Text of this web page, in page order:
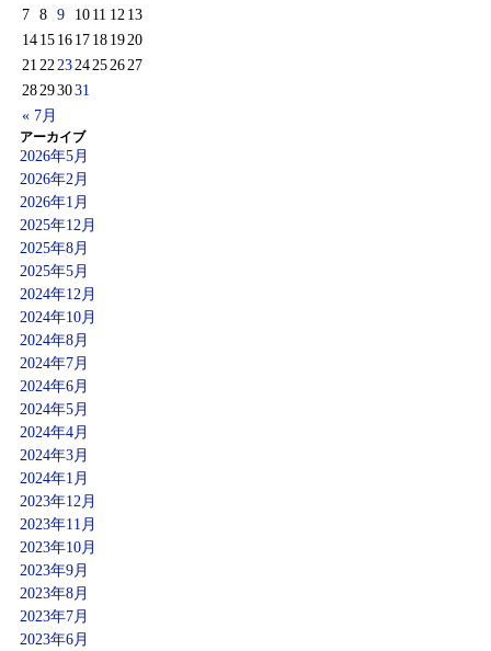
« 7月
7
8 9 10 11 12 13
14 15 16 17 18 1920
21 222324252627
28293031
アーカイブ
2026年5月
2026年2月
2026年1月
2025年12月
2025年8月
2025年5月
2024年12月
2024年10月
2024年8月
2024年7月
2024年6月
2024年5月
2024年4月
2024年3月
2024年1月
2023年12月
2023年11月
2023年10月
2023年9月
2023年8月
2023年7月
2023年6月